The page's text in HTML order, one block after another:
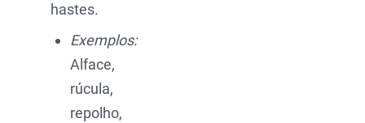
hastes.
Exemplos:
Alface,
rúcula,
repolho,